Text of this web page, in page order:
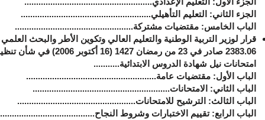
الجزء الثاني: التعليم التأهيلي.......................................................
الباب الخامس: مقتضيات مشتركة..................................................
قرار لوزير
التربية الوطنية والتعليم العالي وتكوين الأطر والبحث
2383.06 صادر في 23 من
رمضان 1427 (16 أكتوبر 2006) في شأن
امتحانات نيل شهادة الدروس الابتدائية...........
الباب الأول: ‏مقتضيات عامة.......................................................
الباب الثاني: ‏الامتحانات..........................................................
الباب الثالث: ‏الترشيح للامتحانات..................................................
الباب الرابع: ‏تقييم الاختبارات وشروط النجاح........................................